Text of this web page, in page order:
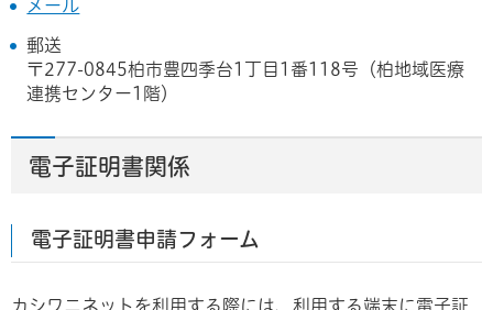
メール
郵送
〒277-0845柏市豊四季台1丁目1番118号（柏地域医療
連携センター1階）
電子証明書関係
電子証明書申請フォーム
カシワニネットを利用する際には、利用する端末に電子証